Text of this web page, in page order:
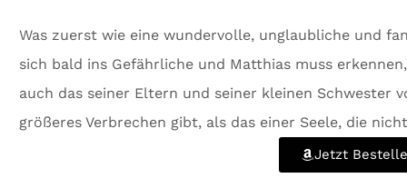
Was zuerst wie eine wundervolle, unglaubliche und
sich bald ins Gefährliche und Matthias muss
auch das seiner Eltern und seiner kleinen Schwester
größeres Verbrechen gibt, als das einer Seele, die
Jetzt